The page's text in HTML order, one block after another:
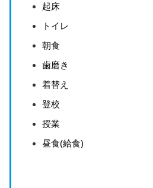
起床
トイレ
朝食
歯磨き
着替え
登校
授業
昼食(給食)